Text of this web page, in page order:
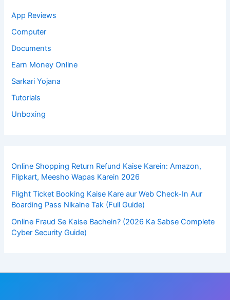
App Reviews
Computer
Documents
Earn Money Online
Sarkari Yojana
Tutorials
Unboxing
Online Shopping Return Refund Kaise Karein: Amazon,
Flipkart, Meesho Wapas Karein 2026
Flight Ticket Booking Kaise Kare aur Web Check-In Aur
Boarding Pass Nikalne Tak (Full Guide)
Online Fraud Se Kaise Bachein? (2026 Ka Sabse Complete
Cyber Security Guide)